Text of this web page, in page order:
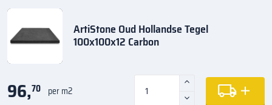
ArtiStone Oud Hollandse Tegel
100x100x12 Carbon
96,70 per m2